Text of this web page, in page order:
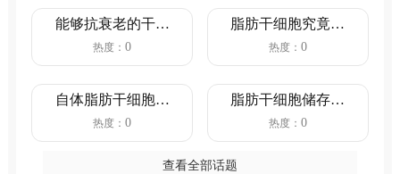
能够抗衰老的干细
胞疗法说明！
热度：0
脂肪干细胞究竟有
什么作用？（五大
热度： 0
自体脂肪干细胞的
功效和作用
热度：0
脂肪干细胞储存就
是储存生命活力之
热度： 0
查看全部话题